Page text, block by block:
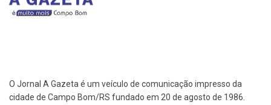
O Jornal A Gazeta é um veículo de comunicação impresso da
cidade de Campo Bom/RS fundado em 20 de agosto de 1986.